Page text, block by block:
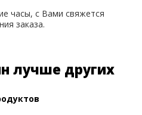
часы, с Вами свяжется
заказа.
лучше других